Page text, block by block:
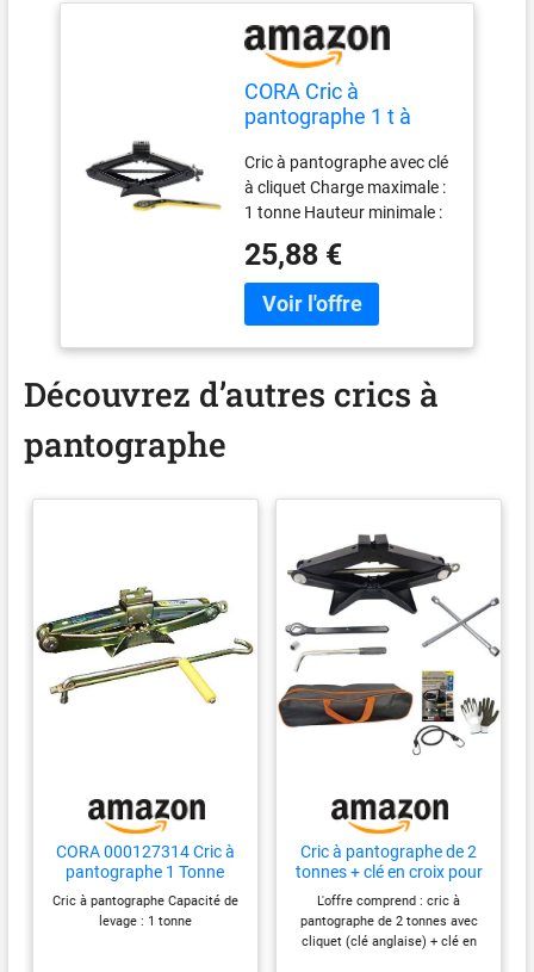
CORA Cric à
pantographe 1 t à
Cric à pantographe avec clé
à cliquet Charge maximale :
1 tonne Hauteur minimale :
35 cm Certifié Tuv-GS
25,88 €
Découvrez d’autres crics à
pantographe
CORA 000127314 Cric à
pantographe 1 Tonne
Cric à pantographe Capacité de
levage : 1 tonne
Cric à pantographe de 2
tonnes + clé en croix pour
dévisser boulons de
voiture cric avec cliquet et
clé anglaise compatible
avec Renault Mégane
L'offre comprend : cric à
pantographe de 2 tonnes avec
cliquet (clé anglaise) + clé en